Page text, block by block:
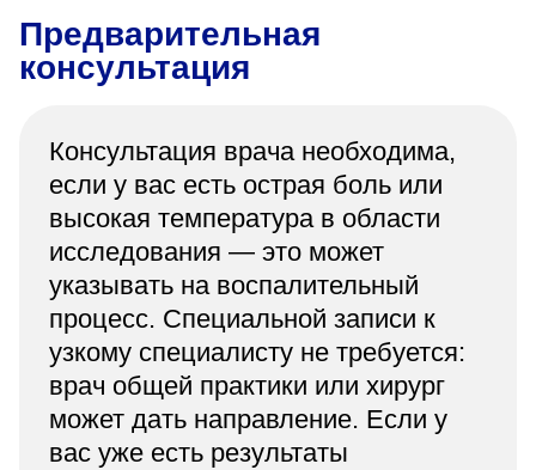
Предварительная
консультация
Консультация врача необходима,
если у вас есть острая боль или
высокая температура в области
исследования — это может
указывать на воспалительный
процесс. Специальной записи к
узкому специалисту не требуется:
врач общей практики или хирург
может дать направление. Если у
вас уже есть результаты